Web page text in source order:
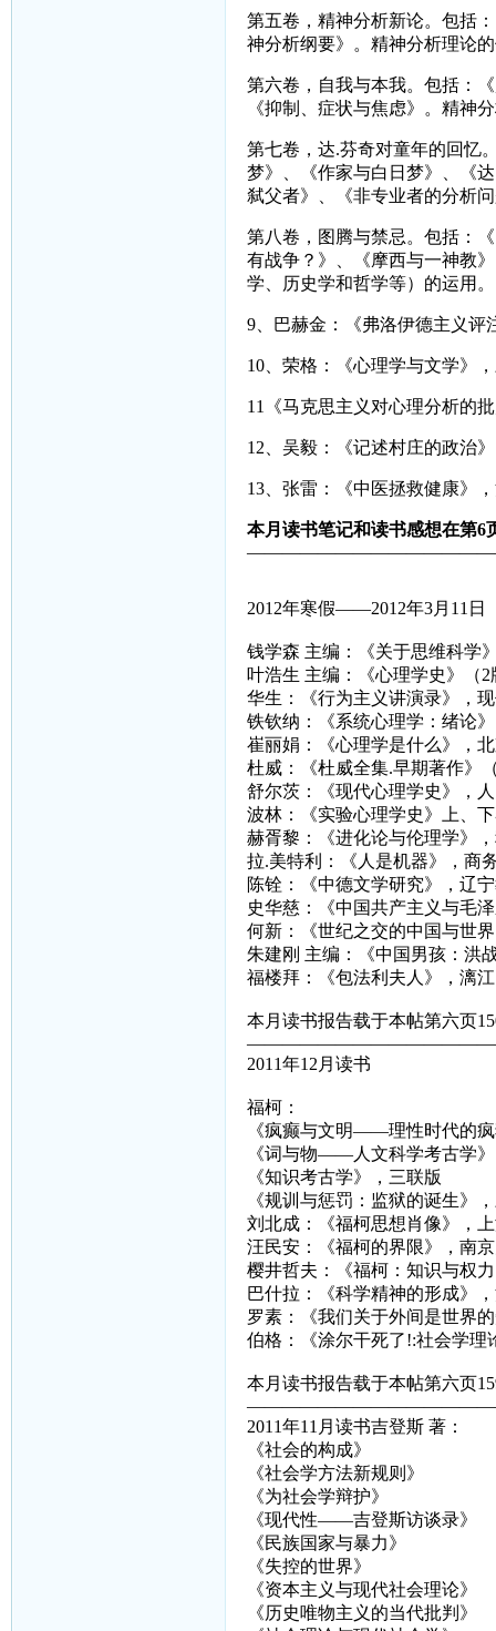
第五卷，精神分析新论。包括
神分析纲要》。精神分析理论
第六卷，自我与本我。包括：
《抑制、症状与焦虑》。精神
第七卷，达.芬奇对童年的回忆
梦》、《作家与白日梦》、《达
弑父者》、《非专业者的分析
第八卷，图腾与禁忌。包括：
有战争？》、《摩西与一神教
学、历史学和哲学等）的运用。
9、巴赫金：《弗洛伊德主义评
10、荣格：《心理学与文学》
11 《马克思主义对心理分析的
12 、吴毅：《记述村庄的政治
13、张雷：《中医拯救健康》
本月读书笔记和读书感想在第6
2012年寒假——2012年3月11日
钱学森 主编：《关于思维科学
叶浩生 主编：《心理学史》（
华生：《行为主义讲演录》，
铁钦纳：《系统心理学：绪论
崔丽娟：《心理学是什么》，
杜威：《杜威全集.早期著作》
舒尔茨：《现代心理学史》，
波林：《实验心理学史》上、
赫胥黎：《进化论与伦理学》
拉.美特利：《人是机器》，商
陈铨：《中德文学研究》，辽
史华慈：《中国共产主义与毛
何新：《世纪之交的中国与世
朱建刚 主编：《中国男孩：洪
福楼拜：《包法利夫人》，漓
本月读书报告载于本帖第六页
2011年12月读书
福柯：
《疯癫与文明——理性时代的
《词与物——人文科学考古学
《知识考古学》，三联版
《规训与惩罚：监狱的诞生》
刘北成：《福柯思想肖像》，
汪民安：《福柯的界限》，南
樱井哲夫：《福柯：知识与权
巴什拉：《科学精神的形成》
罗素：《我们关于外间是世界
伯格：《涂尔干死了!:社会学理
本月读书报告载于本帖第六页
2011年11月读书吉登斯 著：
《社会的构成》
《社会学方法新规则》
《为社会学辩护》
《现代性——吉登斯访谈录》
《民族国家与暴力》
《失控的世界》
《资本主义与现代社会理论》
《历史唯物主义的当代批判》